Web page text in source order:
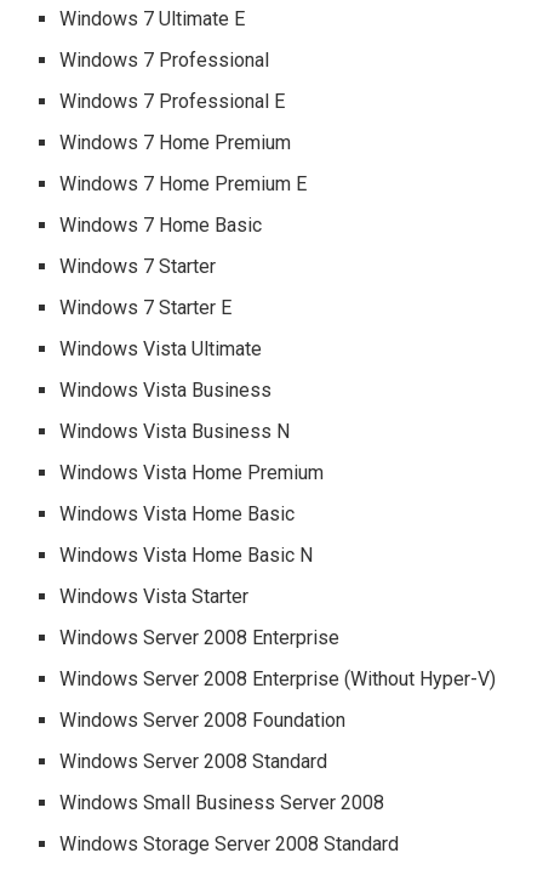
Windows 7 Ultimate E
Windows 7 Professional
Windows 7 Professional E
Windows 7 Home Premium
Windows 7 Home Premium E
Windows 7 Home Basic
Windows 7 Starter
Windows 7 Starter E
Windows Vista Ultimate
Windows Vista Business
Windows Vista Business N
Windows Vista Home Premium
Windows Vista Home Basic
Windows Vista Home Basic N
Windows Vista Starter
Windows Server 2008 Enterprise
Windows Server 2008 Enterprise (Without Hyper-V)
Windows Server 2008 Foundation
Windows Server 2008 Standard
Windows Small Business Server 2008
Windows Storage Server 2008 Standard